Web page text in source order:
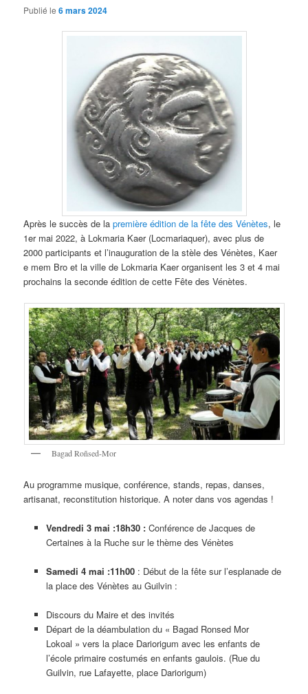
Publié le6 mars 2024
Après le succès de lapremière édition de la fête des Vénètes, le
1er mai 2022, à Lokmaria Kaer (Locmariaquer), avec plus de
2000 participants et l’inauguration de la stèle des Vénètes, Kaer
e mem Bro et la ville de Lokmaria Kaer organisent les 3 et 4 mai
prochains la seconde édition de cette Fête des Vénètes.
Bagad Roñsed-Mor
Au programme musique, conférence, stands, repas, danses,
artisanat, reconstitution historique. A noter dans vos agendas !
Vendredi 3 mai :18h30 :Conférence de Jacques de
Certaines à la Ruche sur le thème des Vénètes
Samedi 4 mai :11h00 : Début de la fête sur l’esplanade de
la place des Vénètes au Guilvin :
Discours du Maire et des invités
Départ de la déambulation du « Bagad Ronsed Mor
Lokoal » vers la place Dariorigum avec les enfants de
l’école primaire costumés en enfants gaulois. (Rue du
Guilvin, rue Lafayette, place Dariorigum)